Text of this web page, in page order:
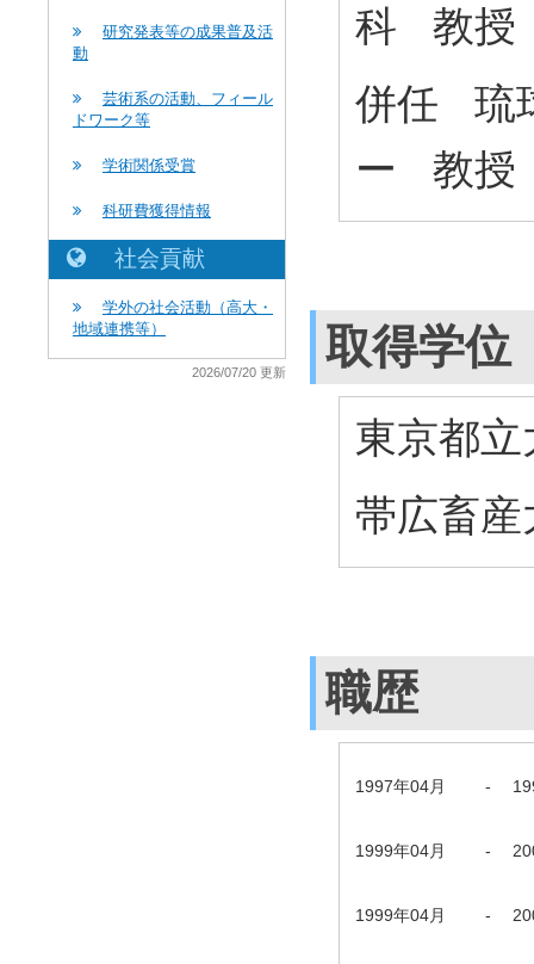
研究発表等の成果普及活
動
芸術系の活動、フィール
ドワーク等
学術関係受賞
科研費獲得情報
社会貢献
学外の社会活動（高大・
地域連携等）
2026/07/20 更新
科 教
併任 琉
ー 教
取得学位
東京都
帯広畜
職歴
1997年04月 -
1999年04月 -
1999年04月 -